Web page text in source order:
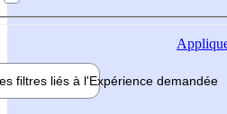
filtres liés à l'Expérience demandée